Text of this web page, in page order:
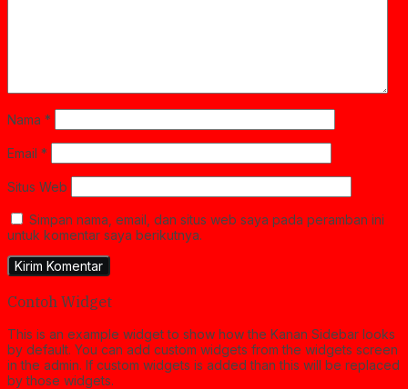
Nama *
Email *
Situs Web
Simpan nama, email, dan situs web saya pada peramban ini
untuk komentar saya berikutnya.
Contoh Widget
This is an example widget to show how the Kanan Sidebar looks
by default. You can add custom widgets from the widgets screen
in the admin. If custom widgets is added than this will be replaced
by those widgets.